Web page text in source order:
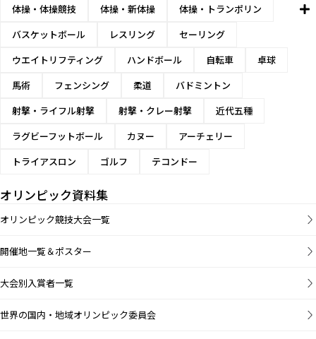
体操・体操競技
体操・新体操
体操・トランポリン
バスケットボール
レスリング
セーリング
ウエイトリフティング
ハンドボール 自転車
卓球
馬術
フェンシング 柔道
バドミントン
射撃・ライフル射撃
射撃・クレー射撃
近代五種
ラグビーフットボール
カヌー
アーチェリー
トライアスロン
ゴルフ テコンドー
オリンピック資料集
オリンピック競技大会一覧
開催地一覧＆ポスター
大会別入賞者一覧
世界の国内・地域オリンピック委員会